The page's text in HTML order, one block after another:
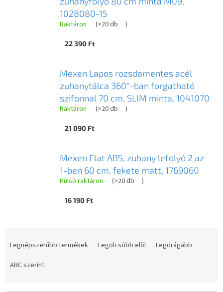
1028080-15
Raktáron (>20 db )
22 390 Ft
Mexen Lapos rozsdamentes acél
zuhanytálca 360°-ban forgatható
szifonnal 70 cm, SLIM minta, 1041070
Raktáron (>20 db )
21 090 Ft
Mexen Flat ABS, zuhany lefolyó 2 az
1-ben 60 cm, fekete matt, 1769060
Külső raktáron (>20 db )
16 190 Ft
m
Legnépszerűbb termékek Legolcsóbb elöl
Legdrágább
ABC szerint